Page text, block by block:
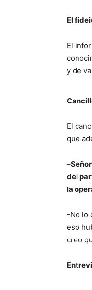
El
El
y de
El
que
–
del
la
-No lo
eso
creo